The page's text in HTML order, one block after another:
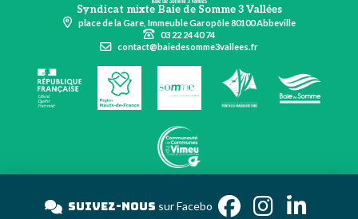
Syndicat mixte Baie de Somme 3 Vallées
place de la Gare, Immeuble Garopôle 80100 Abbeville
03 22 24 40 74
contact@baiedesomme3vallees.fr
Suivez-noussur Fac